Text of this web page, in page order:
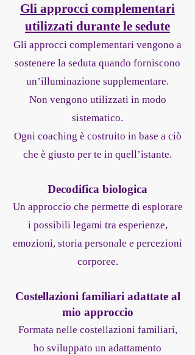
Gli approcci complementari
utilizzati durante le sedute
Gli approcci complementari vengono a
sostenere la seduta quando forniscono
un’illuminazione supplementare.
Non vengono utilizzati in modo
sistematico.
Ogni coaching è costruito in base a ciò
che è giusto per te in quell’istante.
Decodifica biologica
Un approccio che permette di esplorare
i possibili legami tra esperienze,
emozioni, storia personale e percezioni
corporee.
Costellazioni familiari adattate al
mio approccio
Formata nelle costellazioni familiari,
ho sviluppato un adattamento